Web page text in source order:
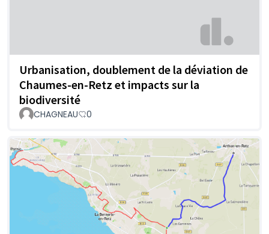
Urbanisation, doublement de la déviation de
Chaumes-en-Retz et impacts sur la
biodiversité
CHAGNEAU 0